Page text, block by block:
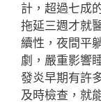
計，超過七成
拖延三週才就
續性，夜間平
劇，嚴重影響
發炎早期有許
及時檢查，就